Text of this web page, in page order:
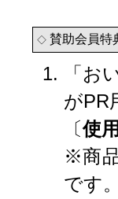
◇賛助会員特
「お
がPR
〔使
※商
です